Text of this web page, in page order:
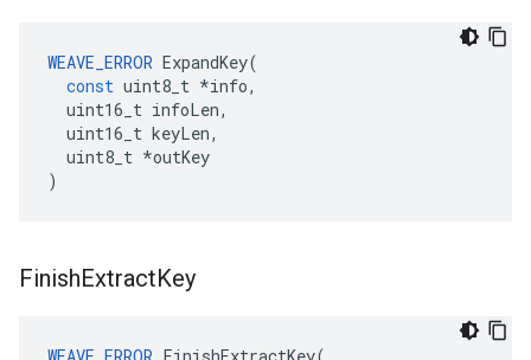
WEAVE_ERROR ExpandKey(
const uint8_t *info,
uint16_t infoLen,
uint16_t keyLen,
uint8_t *outKey
)
FinishExtractKey